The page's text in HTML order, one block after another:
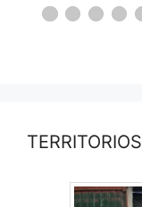
TERRITORIOS